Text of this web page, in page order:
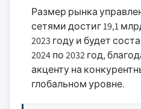
Размер рынка
сетями достиг 19,1
2023 году и будет
2024 по 2032 год,
акценту на
глобальном уровне.